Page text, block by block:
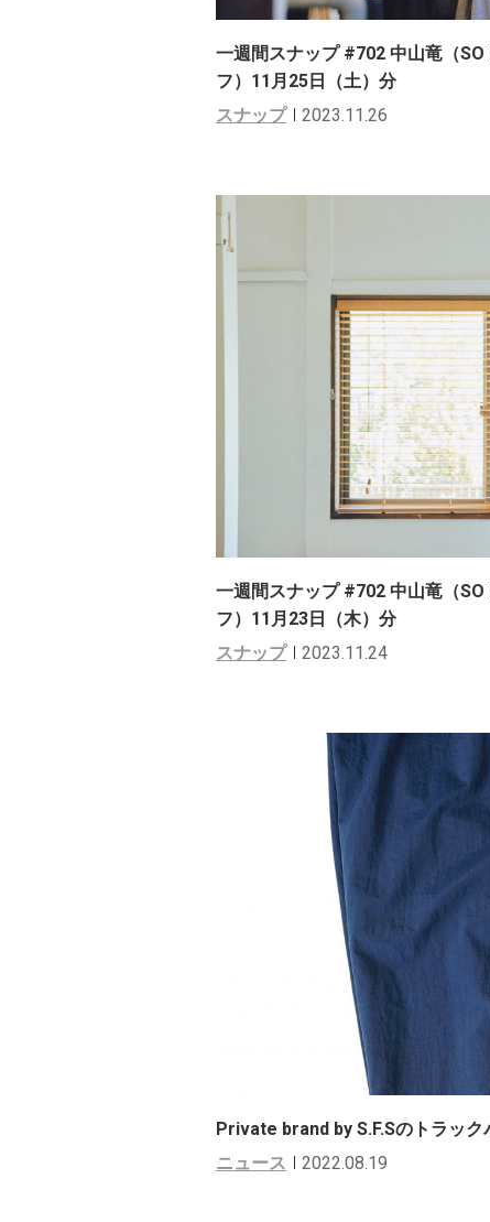
一週間スナップ #702 中山竜（SO
フ）11月25日（土）分
スナップ
2023.11.26
一週間スナップ #702 中山竜（SO
フ）11月23日（木）分
スナップ
2023.11.24
Private brand by S.F.Sのトラッ
ニュース
2022.08.19